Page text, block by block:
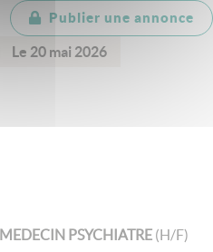
Publier une annonce
Le 20 mai 2026
MEDECIN PSYCHIATRE (H/F)